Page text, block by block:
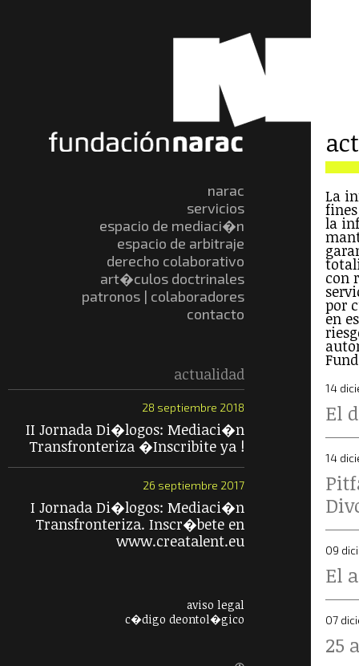
narac
servicios
espacio de mediaci�n
espacio de arbitraje
derecho colaborativo
art�culos doctrinales
patronos | colaboradores
contacto
actualidad
28 septiembre 2018
II Jornada Di�logos: Mediaci�n
Transfronteriza �Inscribite ya !
26 septiembre 2017
I Jornada Di�logos: Mediaci�n
Transfronteriza. Inscr�bete en
www.creatalent.eu
aviso legal
c�digo deontol�gico
La
la
con
por
en
14
El
14
09
El
07
25